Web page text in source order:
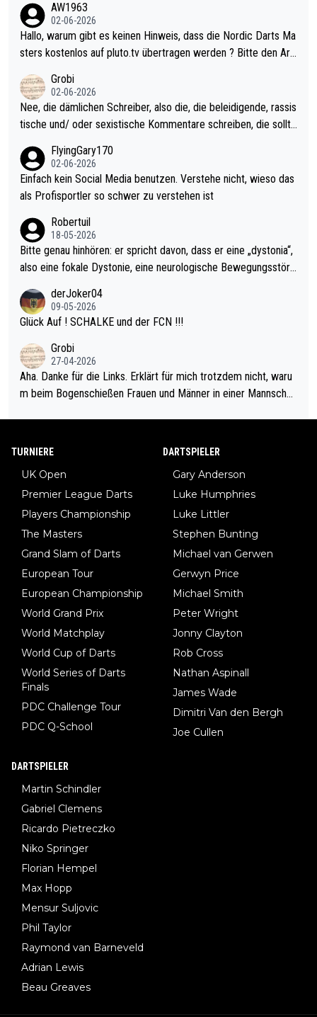
Allerdings ist Mitchell Lawrie als Nummer 1 der Welt eh qualifi
ziert. Somit ändert die automatische Qualifikation des Weltmei
sters erstmal nichts. Ich denke sie wollen damit für nächstes J
ohl wenig WDF Turniere spielen. Dies war bei Archie Self letzt
es Jahr der Fall. Er musste als amtierender Weltmeister durch
den Qualifier und ich glaube kaum, dass Mitchel sich das (in Ve
el hat.
AW1963
02-06-2026
Hallo, warum gibt es keinen Hinweis, dass die Nordic Darts Ma
sters kostenlos auf pluto.tv übertragen werden ? Bitte den Arti
Grobi
02-06-2026
Nee, die dämlichen Schreiber, also die, die beleidigende, rassis
tische und/ oder sexistische Kommentare schreiben, die sollte
s Leben in den Griff kriegen. Nur eins wundert mich: Luke Little
r war doch neulich erst derjenige, der über Social Media GvV p
rovoziert hat. Und Littlers Mutter schießt öfters mal gegen Ric
FlyingGary170
02-06-2026
Einfach kein Social Media benutzen. Verstehe nicht, wieso das
als Profisportler so schwer zu verstehen ist
Robertuil
18-05-2026
Bitte genau hinhören: er spricht davon, dass er eine „dystonia“,
also eine fokale Dystonie, eine neurologische Bewegungsstöru
erden, im Arm hat. Und, dass Medikamente ihm helfen! Ich glau
be immer noch, dass sehr viele der Dartits-Fälle fälschlich psy
diese könnten teils wirksam behandelt werden! Dafür müsste
man nur zum Neurologen und nicht zum Mentaltrainer gehen…
derJoker04
09-05-2026
Glück Auf ! SCHALKE und der FCN !!!
Grobi
27-04-2026
Aha. Danke für die Links. Erklärt für mich trotzdem nicht, waru
m beim Bogenschießen Frauen und Männer in einer Mannschaf
rlichkeit vorausgesetzt ist. Gilt sogar bei den olympischen Spie
ftigt sich ausführlich, sachlich und absolut nachvollziehbar mit
dem Thema.
TURNIERE
UK Open
Premier League Darts
Players Championship
The Masters
Grand Slam of Darts
European Tour
European Championship
World Grand Prix
World Matchplay
World Cup of Darts
World Series of Darts
Finals
PDC Challenge Tour
PDC Q-School
DARTSPIELER
Gary Anderson
Luke Humphries
Luke Littler
Stephen Bunting
Michael van Gerwen
Gerwyn Price
Michael Smith
Peter Wright
Jonny Clayton
Rob Cross
Nathan Aspinall
James Wade
Dimitri Van den Bergh
Joe Cullen
DARTSPIELER
Martin Schindler
Gabriel Clemens
Ricardo Pietreczko
Niko Springer
Florian Hempel
Max Hopp
Mensur Suljovic
Phil Taylor
Raymond van Barneveld
Adrian Lewis
Beau Greaves